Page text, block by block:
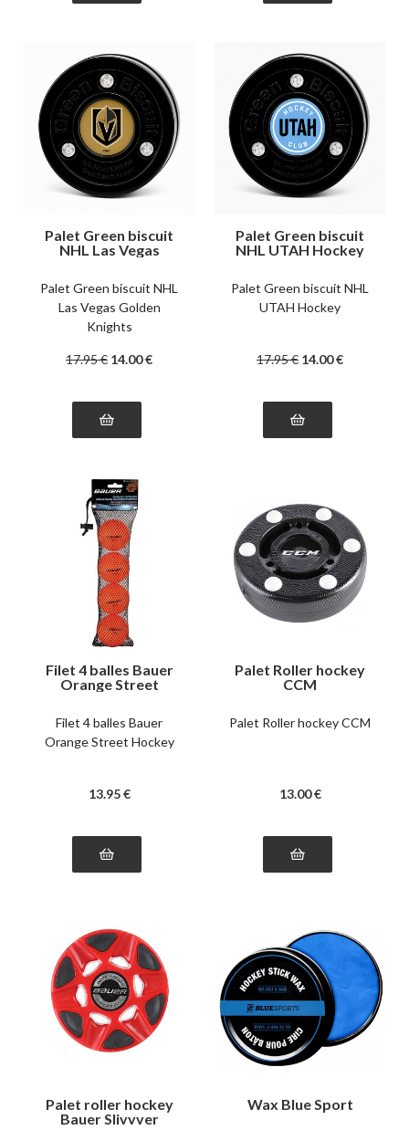
Palet Green biscuit
NHL Las Vegas
Palet Green biscuit NHL
Las Vegas Golden
Knights
17.95€ 14.00€
Palet Green biscuit
NHL UTAH Hockey
Palet Green biscuit NHL
UTAH Hockey
17.95€ 14.00€
Filet 4 balles Bauer
Orange Street
Filet 4 balles Bauer
Orange Street Hockey
13.95 €
Palet Roller hockey
CCM
Palet Roller hockey CCM
13.00 €
Palet roller hockey
Bauer Slivvver
Wax Blue Sport